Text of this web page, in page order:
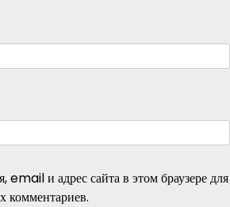
email и адрес сайта в этом браузере для
комментариев.